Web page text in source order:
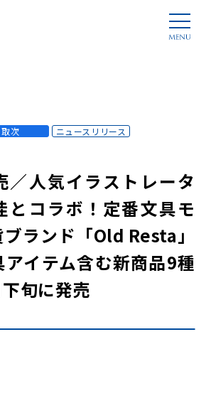
取次 ニュースリリース
／人気イラストレータ
とコラボ！定番文具モ
ランド「Old Resta」
イテム含む新商品9種
旬に発売